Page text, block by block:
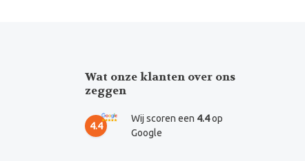
Wat onze klanten over ons
zeggen
4.4
Wij scoren een 4.4op
Google